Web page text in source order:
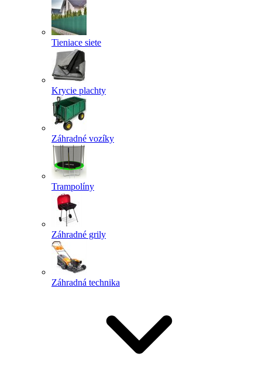
Tieniace siete
Krycie plachty
Záhradné vozíky
Trampolíny
Záhradné grily
Záhradná technika